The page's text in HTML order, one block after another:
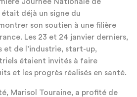
Journée Nationale de
était déjà un signe du
son soutien à une filière
Les 23 et 24 janvier derniers,
et de l’industrie, start-up,
étaient invités à faire
et les progrès réalisés en santé.
Marisol Touraine, a profité de